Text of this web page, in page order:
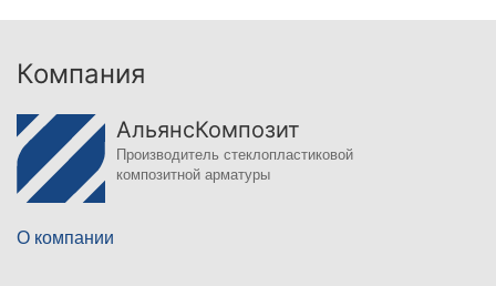
Компания
АльянсКомпозит
Производитель стеклопластиковой
композитной арматуры
О компании